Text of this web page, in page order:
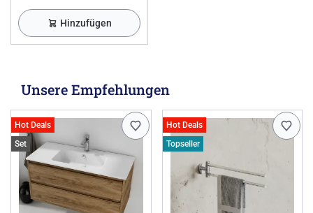
Hinzufügen
Unsere Empfehlungen
Hot Deals
Set
Hot Deals
Topseller